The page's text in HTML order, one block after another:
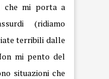
che mi porta a
(ridiamo
terribili dalle
mi pento del
situazioni che